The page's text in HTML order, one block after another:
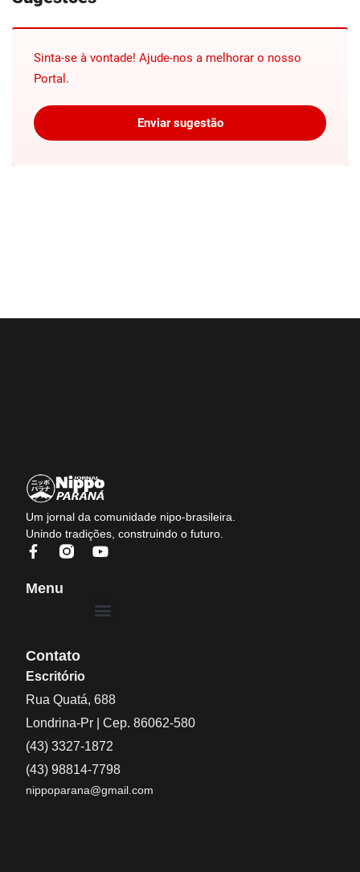
Sinta-se à vontade! Ajude-nos a melhorar o nosso
Portal.
Enviar sugestão
Um jornal da comunidade nipo-brasileira.
Unindo tradições, construindo o futuro.
Menu
Contato
Escritório
Rua Quatá, 688
Londrina-Pr | Cep. 86062-580
(43) 3327-1872
(43) 98814-7798
nippoparana@gmail.com